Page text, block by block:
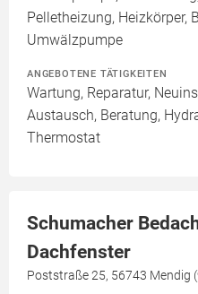
Pelletheizung, Heizkörper,
Umwälzpumpe
ANGEBOTENE TÄTIGKEITEN
Wartung, Reparatur,
Austausch, Beratung,
Thermostat
Schumacher
Dachfenster
Poststraße 25, 56743 Mendig